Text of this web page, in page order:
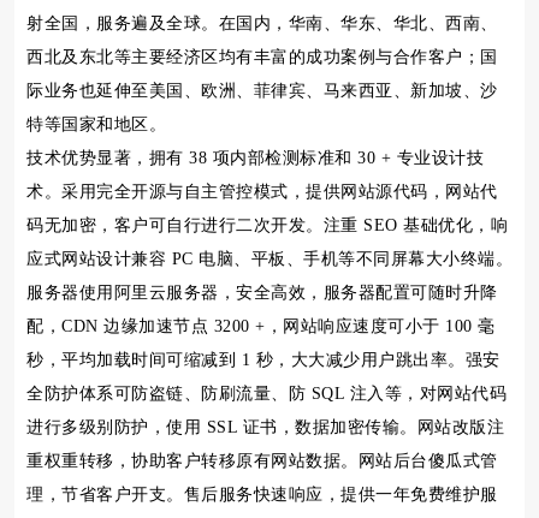
射全国，服务遍及全球。在国内，华南、华东、华北、西南、
西北及东北等主要经济区均有丰富的成功案例与合作客户；国
际业务也延伸至美国、欧洲、菲律宾、马来西亚、新加坡、沙
特等国家和地区。
技术优势显著，拥有 38 项内部检测标准和 30 + 专业设计技
术。采用完全开源与自主管控模式，提供网站源代码，网站代
码无加密，客户可自行进行二次开发。注重 SEO 基础优化，响
应式网站设计兼容 PC 电脑、平板、手机等不同屏幕大小终端。
服务器使用阿里云服务器，安全高效，服务器配置可随时升降
配，CDN 边缘加速节点 3200 +，网站响应速度可小于 100 毫
秒，平均加载时间可缩减到 1 秒，大大减少用户跳出率。强安
全防护体系可防盗链、防刷流量、防 SQL 注入等，对网站代码
进行多级别防护，使用 SSL 证书，数据加密传输。网站改版注
重权重转移，协助客户转移原有网站数据。网站后台傻瓜式管
理，节省客户开支。售后服务快速响应，提供一年免费维护服